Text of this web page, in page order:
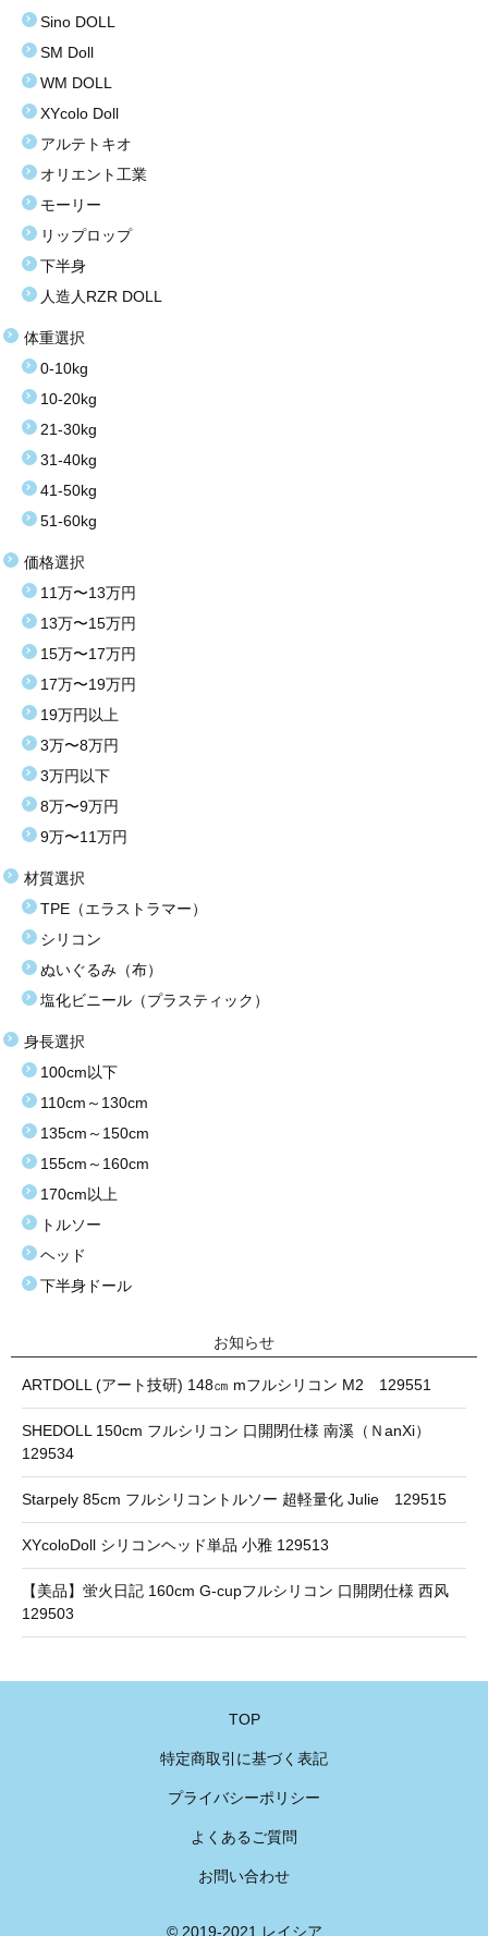
お買い得商品
お問い合わせ
Sino DOLL
SM Doll
WM DOLL
XYcolo Doll
アルテトキオ
オリエント工業
モーリー
リップロップ
下半身
人造人RZR DOLL
体重選択
0-10kg
10-20kg
21-30kg
31-40kg
41-50kg
51-60kg
価格選択
11万〜13万円
13万〜15万円
15万〜17万円
17万〜19万円
19万円以上
3万〜8万円
3万円以下
8万〜9万円
9万〜11万円
材質選択
TPE（エラストラマー）
シリコン
ぬいぐるみ（布）
塩化ビニール（プラスティック）
身長選択
100cm以下
110cm～130cm
135cm～150cm
155cm～160cm
170cm以上
トルソー
ヘッド
下半身ドール
お知らせ
ARTDOLL (アート技研) 148㎝ mフルシリコン M2 129551
SHEDOLL 150cm フルシリコン 口開閉仕様 南溪（ＮanXi）
129534
Starpely 85cm フルシリコントルソー 超軽量化 Julie 129515
XYcoloDoll シリコンヘッド単品 小雅 129513
【美品】蛍火日記 160cm G-cupフルシリコン 口開閉仕様 西风
129503
TOP
特定商取引に基づく表記
プライバシーポリシー
よくあるご質問
お問い合わせ
© 2019-2021 レイシア